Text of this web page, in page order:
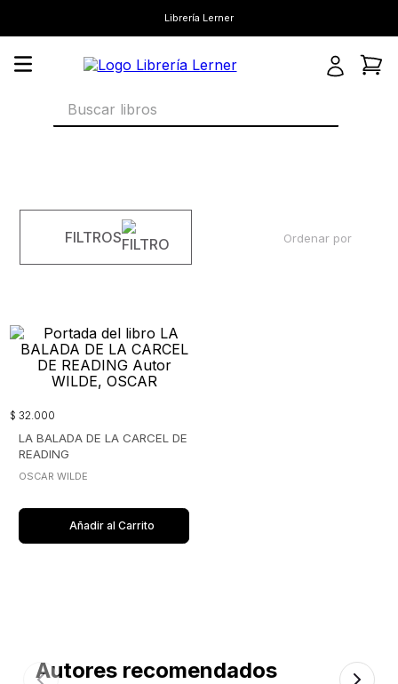
Librería Lerner
Buscar libros
FILTROS Ordenar por
$ 32.000
LA BALADA DE LA CARCEL DE
READING
OSCAR WILDE
Añadir al Carrito
Autores recomendados